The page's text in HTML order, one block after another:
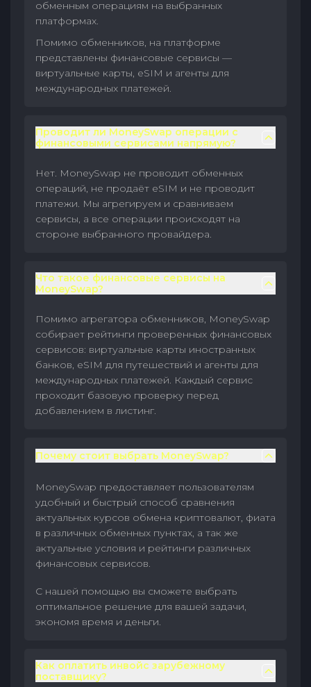
обменным операциям на выбранных
платформах.
Помимо обменников, на платформе
представлены финансовые сервисы —
виртуальные карты, eSIM и агенты для
международных платежей.
Проводит ли MoneySwap операции с
финансовыми сервисами напрямую?
Нет. MoneySwap не проводит обменных
операций, не продаёт eSIM и не проводит
платежи. Мы агрегируем и сравниваем
сервисы, а все операции происходят на
стороне выбранного провайдера.
Что такое финансовые сервисы на
MoneySwap?
Помимо агрегатора обменников, MoneySwap
собирает рейтинги проверенных финансовых
сервисов: виртуальные карты иностранных
банков, eSIM для путешествий и агенты для
международных платежей. Каждый сервис
проходит базовую проверку перед
добавлением в листинг.
Почему стоит выбрать MoneySwap?
MoneySwap предоставляет пользователям
удобный и быстрый способ сравнения
актуальных курсов обмена криптовалют, фиата
в различных обменных пунктах, а так же
актуальные условия и рейтинги различных
финансовых сервисов.
С нашей помощью вы сможете выбрать
оптимальное решение для вашей задачи,
экономя время и деньги.
Как оплатить инвойс зарубежному
поставщику?